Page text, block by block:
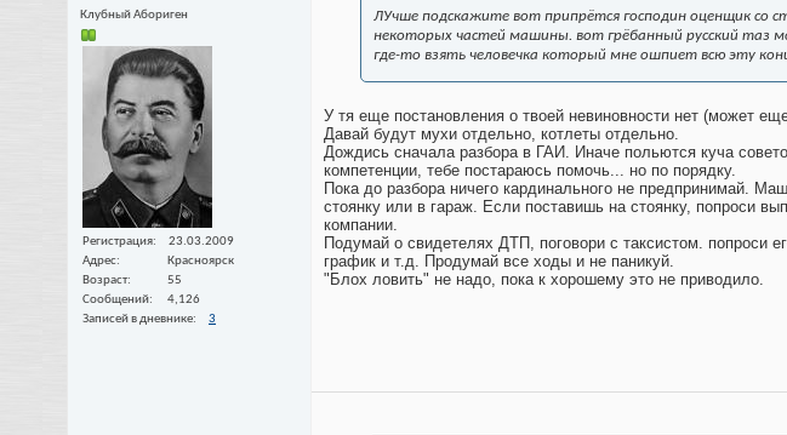
Клубный Абориген
Регистрация
23.03.2009
Адрес
Красноярск
Возраст
55
Сообщений
4,126
Записей в дневнике
3
ЛУчше подскажите вот припрётся господин оценщик со
некоторых частей машины. вот грёбанный русский таз
где-то взять человечка который мне ошпиет всю эту
У тя еще постановления о твоей невиновности нет (может
Давай будут мухи отдельно, котлеты отдельно.
Дождись сначала разбора в ГАИ. Иначе польются куча
компетенции, тебе постараюсь помочь... но по порядку.
Пока до разбора ничего кардинального не предпринимай.
стоянку или в гараж. Если поставишь на стоянку, попроси
компании.
Подумай о свидетелях ДТП, поговори с таксистом. попроси
график и т.д. Продумай все ходы и не паникуй.
"Блох ловить" не надо, пока к хорошему это не приводило.